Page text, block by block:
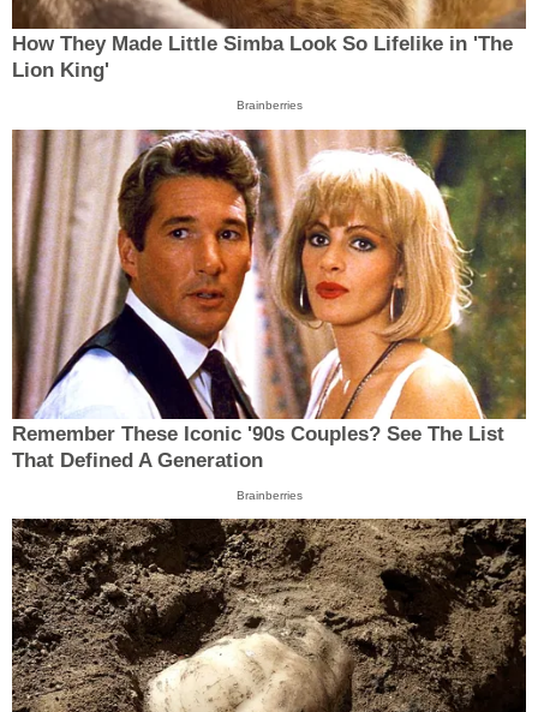
How They Made Little Simba Look So Lifelike in 'The
Lion King'
Brainberries
Remember These Iconic '90s Couples? See The List
That Defined A Generation
Brainberries